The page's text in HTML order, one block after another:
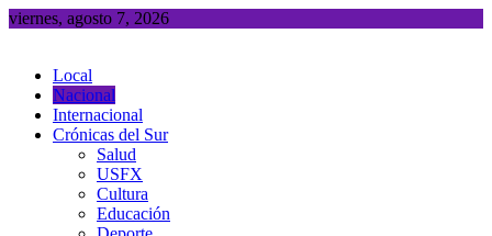
Saltar
viernes, agosto 7, 2026
Local
Nacional
Internacional
Crónicas del Sur
Salud
USFX
Cultura
Educación